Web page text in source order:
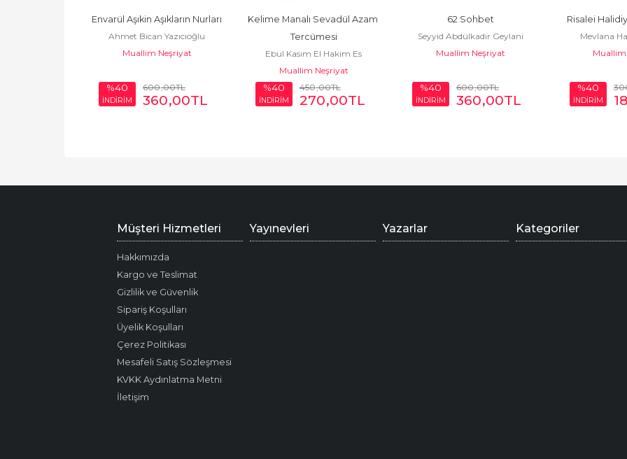
Envarül Aşıkin Aşıkların Nurları
Ahmet Bican Yazıcıoğlu
Muallim Neşriyat
%40
İNDİRİM
600,00TL
360,00TL
Kelime Manalı Sevadül Azam
Tercümesi
Ebul Kasım El Hakim Es
Semerkandi
Muallim Neşriyat
%40
İNDİRİM
450,00TL
270,00TL
62 Sohbet
Seyyid Abdülkadir Geylani
Muallim Neşriyat
%40
İNDİRİM
600,00TL
360,00TL
Risalei
Mevlana
%40
İNDİRİM
Müşteri Hizmetleri
Hakkımızda
Kargo ve Teslimat
Gizlilik ve Güvenlik
Sipariş Koşulları
Üyelik Koşulları
Çerez Politikası
Mesafeli Satış Sözleşmesi
KVKK Aydınlatma Metni
İletişim
Yayınevleri Yazarlar Kategoriler